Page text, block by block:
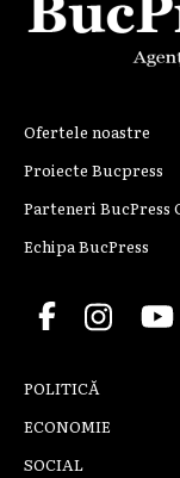
Ofertele noastre
Proiecte Bucpress
Parteneri BucPress
Echipa BucPress
POLITICĂ
ECONOMIE
SOCIAL